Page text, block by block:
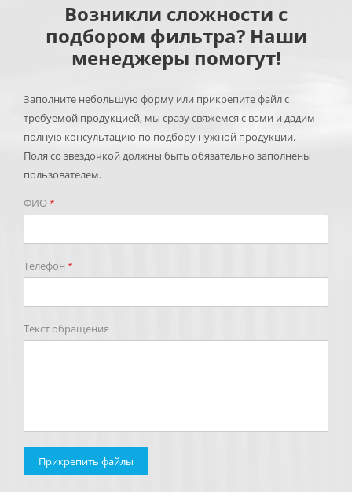
Возникли сложности с
подбором фильтра? Наши
менеджеры помогут!
Заполните небольшую форму или прикрепите файл с
требуемой продукцией, мы сразу свяжемся с вами и дадим
полную консультацию по подбору нужной продукции.
Поля со звездочкой должны быть обязательно заполнены
пользователем.
ФИО*
Телефон *
Текст обращения
Прикрепить файлы